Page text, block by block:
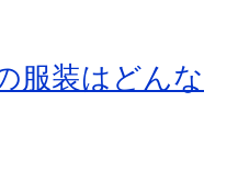
服装はどんな